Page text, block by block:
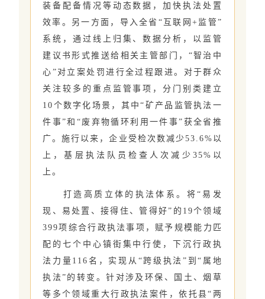
装备配备情况等动态数据，加快执法处置
效率。另一方面，导入全省“互联网+监管”
系统，通过线上归集、数据分析，以监管
建议书形式推送给相关主管部门，“智治中
心”对立案处罚进行全过程跟进。对于群众
关注较多的重点监管事项，分门别类建立
10个数字化场景，其中“矿产品监管执法一
件事”和“废弃物循环利用一件事”获全省推
广。施行以来，企业受检次数减少53.6%以
上，基层执法队员检查人次减少35%以
上。
打造高质立体的执法体系。将“易发
现、易处置、接得住、管得好”的19个领域
399项综合行政执法事项，赋予规模能力匹
配的七个中心镇街集中行使，下沉行政执
法力量116名，实现从“跨级执法”到“属地
执法”的转变。针对涉及环保、国土、烟草
等多个领域重大行政执法案件，依托县“两